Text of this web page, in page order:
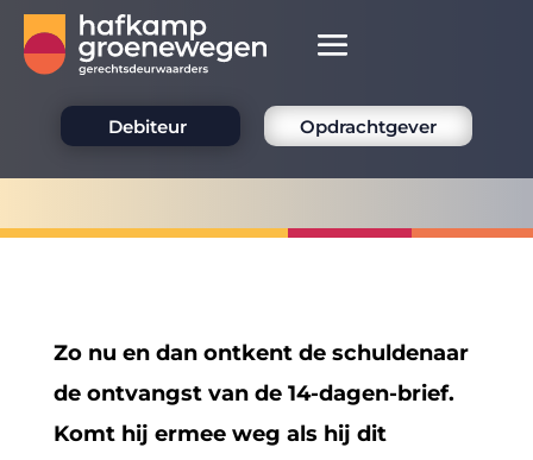
Debiteur Opdrachtgever
Zo nu en dan ontkent de schuldenaar
de ontvangst van de 14-dagen-brief.
Komt hij ermee weg als hij dit